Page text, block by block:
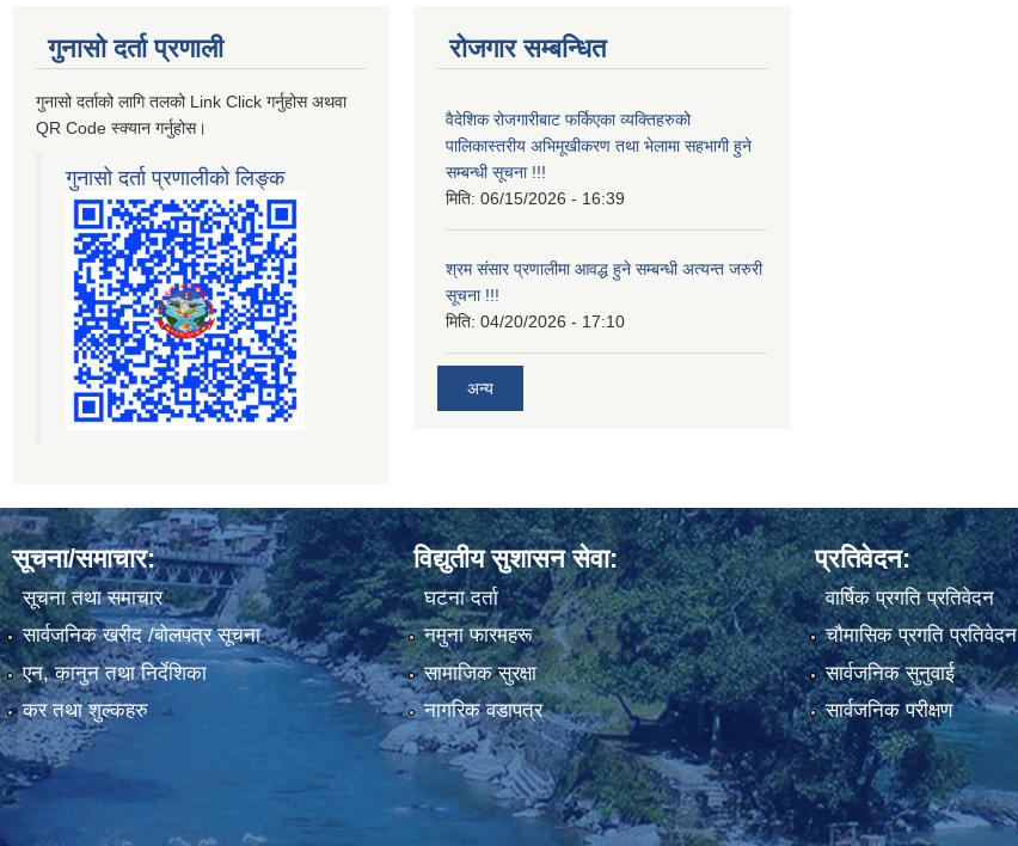
गुनासो दर्ता प्रणाली
गुनासो दर्ताको लागि तलको Link Click गर्नुहोस अथवा
QR Code स्क्यान गर्नुहोस।
गुनासो दर्ता प्रणालीको लिङ्क
रोजगार सम्बन्धित
वैदेशिक रोजगारीबाट फर्किएका व्यक्तिहरुको
पालिकास्तरीय अभिमूखीकरण तथा भेलामा सहभागी हुने
सम्बन्धी सूचना !!!
मिति: 06/15/2026 - 16:39
श्रम संसार प्रणालीमा आवद्ध हुने सम्बन्धी अत्यन्त जरुरी
सूचना !!!
मिति: 04/20/2026 - 17:10
अन्य
सूचना/समाचार:
सूचना तथा समाचार
सार्वजनिक खरीद /बोलपत्र सूचना
एन, कानुन तथा निर्देशिका
कर तथा शुल्कहरु
विद्युतीय सुशासन सेवा:
घटना दर्ता
नमुना फारमहरू
सामाजिक सुरक्षा
नागरिक वडापत्र
प्रतिवेदन:
वार्षिक प्रगति प्रतिवेदन
चौमासिक प्रगति प्रतिवेदन
सार्वजनिक सुनुवाई
सार्वजनिक परीक्षण